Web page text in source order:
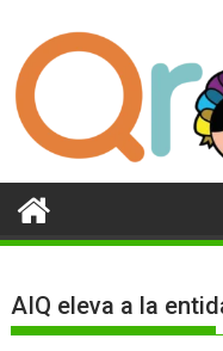
contenido
AIQ eleva a la